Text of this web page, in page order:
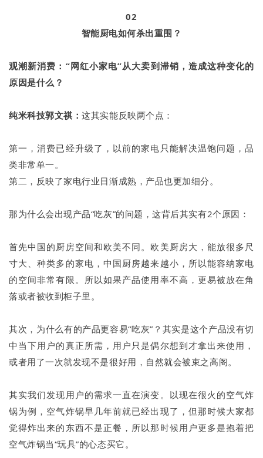
02
智能厨电如何杀出重围？
观潮新消费：“网红小家电”从大卖到滞销，造成这种变化的
原因是什么？
纯米科技郭文祺：这其实能反映两个点：
第一，消费已经升级了，以前的家电只能解决温饱问题，品
类非常单一。
第二，反映了家电行业日渐成熟，产品也更加细分。
那为什么会出现产品“吃灰”的问题，这背后其实有2个原因：
首先中国的厨房空间和欧美不同。欧美厨房大，能放很多尺
寸大、种类多的家电，中国厨房越来越小，所以能容纳家电
的空间非常有限。所以如果产品使用率不高，更易被放在角
落或者被收到柜子里。
其次，为什么有的产品更容易“吃灰”？其实是这个产品没有切
中当下用户的真正所需，用户只是偶尔想到才拿出来使用，
或者用了一次就发现不是很好用，自然就会被束之高阁。
其实我们发现用户的需求一直在演变。以现在很火的空气炸
锅为例，空气炸锅早几年前就已经出现了，但那时候大家都
觉得炸出来的东西不是正餐，所以那时候用户更多是抱着把
空气炸锅当“玩具”的心态买它。